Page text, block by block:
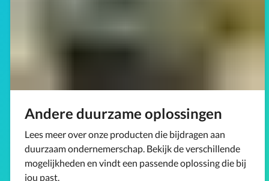
Andere duurzame oplossingen
Lees meer over onze producten die bijdragen aan
duurzaam ondernemerschap. Bekijk de verschillende
mogelijkheden en vindt een passende oplossing die bij
jou past.